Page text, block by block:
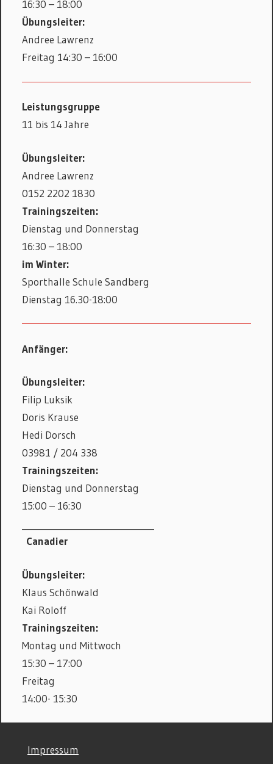
16:30 – 18:00
Übungsleiter:
Andree Lawrenz
Freitag 14:30 – 16:00
Leistungsgruppe
11 bis 14 Jahre
Übungsleiter:
Andree Lawrenz
0152 2202 1830
Trainingszeiten:
Dienstag und Donnerstag
16:30 – 18:00
im Winter:
Sporthalle Schule Sandberg
Dienstag 16.30-18:00
Anfänger:
Übungsleiter:
Filip Luksik
Doris Krause
Hedi Dorsch
03981 / 204 338
Trainingszeiten:
Dienstag und Donnerstag
15:00 – 16:30
Canadier
Übungsleiter:
Klaus Schönwald
Kai Roloff
Trainingszeiten:
Montag und Mittwoch
15:30 – 17:00
Freitag
14:00- 15:30
Impressum